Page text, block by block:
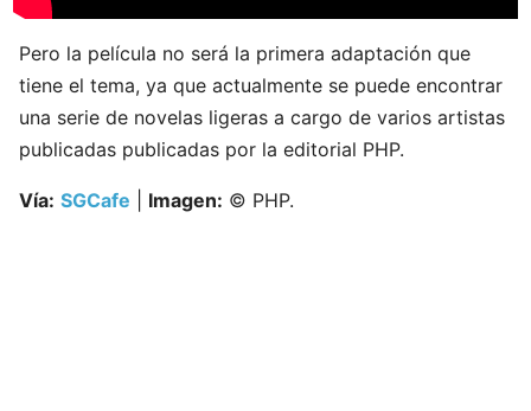
Pero la película no será la primera adaptación que
tiene el tema, ya que actualmente se puede encontrar
una serie de novelas ligeras a cargo de varios artistas
publicadas publicadas por la editorial PHP.
Vía: SGCafe Imagen: © PHP.